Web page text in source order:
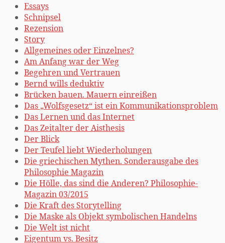
Essays
Schnipsel
Rezension
Story
Allgemeines oder Einzelnes?
Am Anfang war der Weg
Begehren und Vertrauen
Bernd wills deduktiv
Brücken bauen. Mauern einreißen
Das „Wolfsgesetz“ ist ein Kommunikationsproblem
Das Lernen und das Internet
Das Zeitalter der Aisthesis
Der Blick
Der Teufel liebt Wiederholungen
Die griechischen Mythen. Sonderausgabe des
Philosophie Magazin
Die Hölle, das sind die Anderen? Philosophie-
Magazin 03/2015
Die Kraft des Storytelling
Die Maske als Objekt symbolischen Handelns
Die Welt ist nicht
Eigentum vs. Besitz